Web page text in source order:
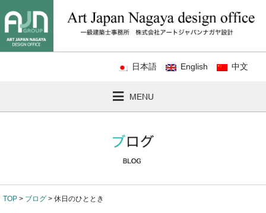
日本語 English 中文
MENU
TOP > ブログ > 休日のひととき